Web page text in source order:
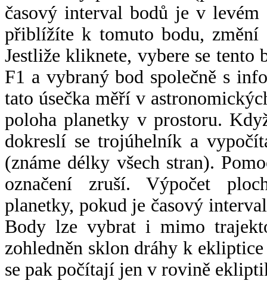
časový interval bodů je v
přiblížíte k tomuto bodu,
Jestliže kliknete, vybere se tento
F1 a vybraný bod společně s
tato úsečka měří v
poloha planetky v prostoru.
dokreslí se trojúhelník a
(známe délky všech stran).
označení zruší. Výpočet
planetky, pokud je časový
Body lze vybrat i mimo
zohledněn sklon dráhy k
se pak počítají jen v rovině